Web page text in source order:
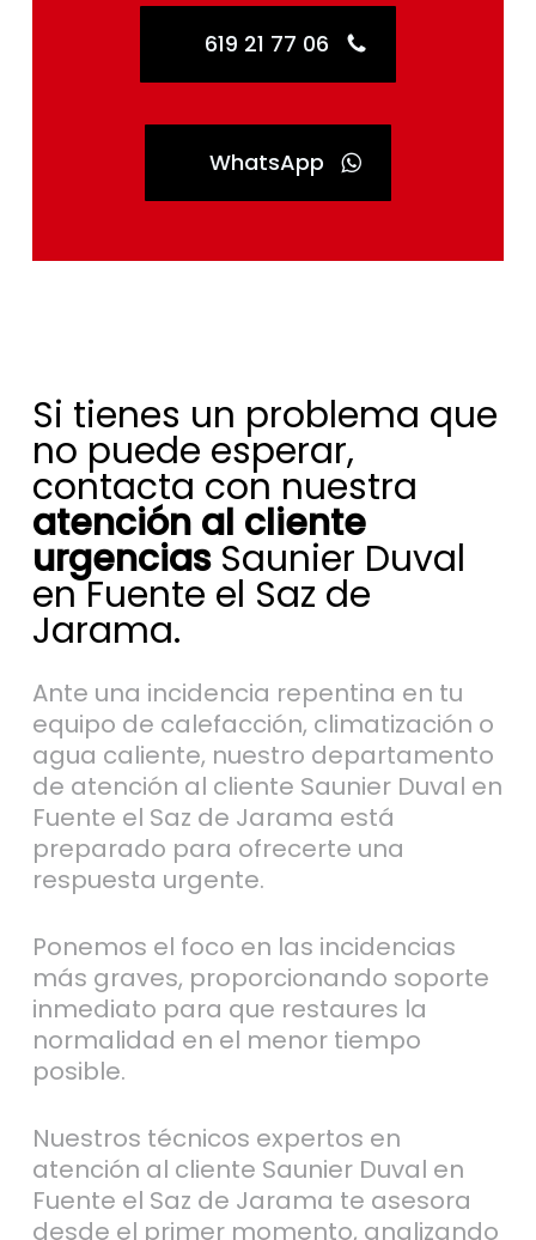
619 21 77 06
WhatsApp
Si tienes un problema que
no puede esperar,
contacta con nuestra
atención al cliente
urgenciasSaunier Duval
en Fuente el Saz de
Jarama.
Ante una incidencia repentina en tu
equipo de calefacción, climatización o
agua caliente, nuestro departamento
de atención al cliente Saunier Duval en
Fuente el Saz de Jarama está
preparado para ofrecerte una
respuesta urgente.
Ponemos el foco en las incidencias
más graves, proporcionando soporte
inmediato para que restaures la
normalidad en el menor tiempo
posible.
Nuestros técnicos expertos en
atención al cliente Saunier Duval en
Fuente el Saz de Jarama te asesora
desde el primer momento, analizando